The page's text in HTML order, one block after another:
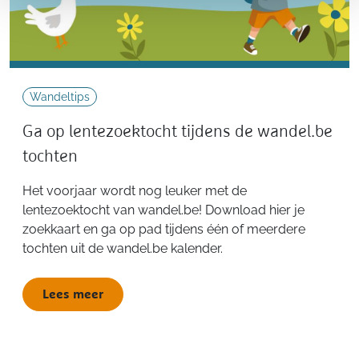
Wandeltips
Ga op lentezoektocht tijdens de wandel.be
tochten
Het voorjaar wordt nog leuker met de
lentezoektocht van wandel.be! Download hier je
zoekkaart en ga op pad tijdens één of meerdere
tochten uit de wandel.be kalender.
Lees meer